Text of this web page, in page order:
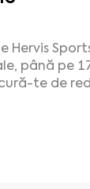
Hervis
până pe
te de